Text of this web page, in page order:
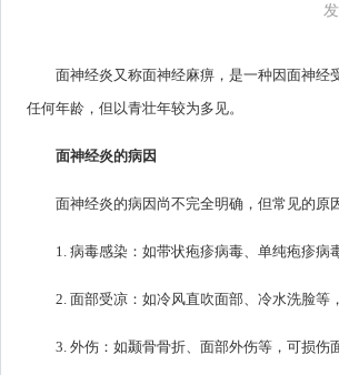
面神经炎又称面神经麻痹，是一种因面神
任何年龄，但以青壮年较为多见。
面神经炎的病因
面神经炎的病因尚不完全明确，但常见的原
1. 病毒感染：如带状疱疹病毒、单纯疱疹病
2. 面部受凉：如冷风直吹面部、冷水洗脸
3. 外伤：如颞骨骨折、面部外伤等，可损伤